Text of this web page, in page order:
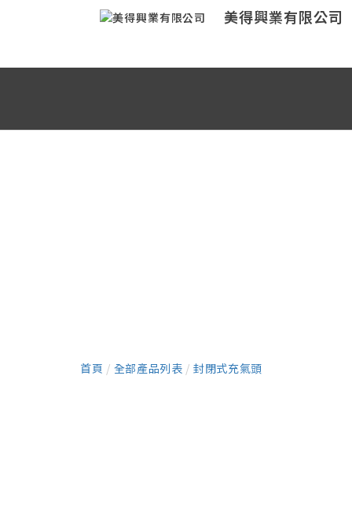
美得興業有限公司
首頁 / 全部產品列表 / 封閉式充氣頭